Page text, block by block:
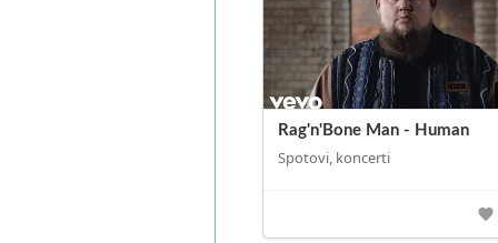
Rag'n'Bone Man - Human
Spotovi, koncerti